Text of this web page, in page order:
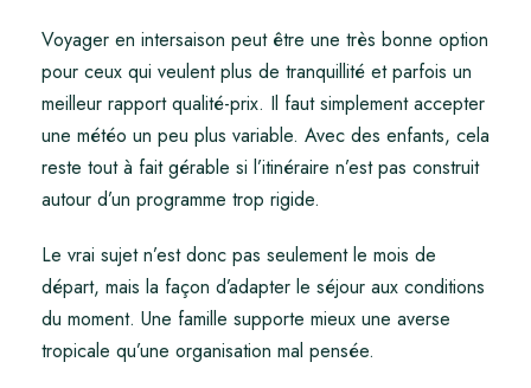
Voyager en intersaison peut être une très bonne option
pour ceux qui veulent plus de tranquillité et parfois un
meilleur rapport qualité-prix. Il faut simplement accepter
une météo un peu plus variable. Avec des enfants, cela
reste tout à fait gérable si l’itinéraire n’est pas construit
autour d’un programme trop rigide.
Le vrai sujet n’est donc pas seulement le mois de
départ, mais la façon d’adapter le séjour aux conditions
du moment. Une famille supporte mieux une averse
tropicale qu’une organisation mal pensée.